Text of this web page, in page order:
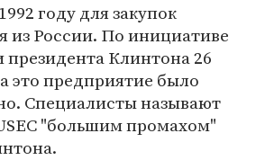
году для закупок
из России. По инициативе
Клинтона 26
это предприятие было
Специалисты называют
"большим промахом"